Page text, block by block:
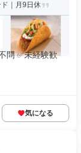
｜月9日休
問 ✅未経験歓
気になる